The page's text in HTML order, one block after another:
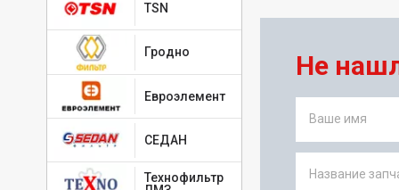
TSN
Гродно
Евроэлемент
СЕДАН
Технофильтр
Не
Ваше имя
Название